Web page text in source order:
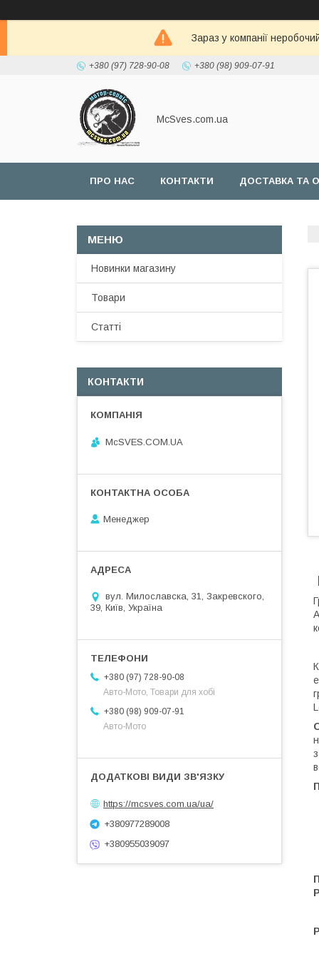
Зараз у компанії
+380 (97) 728-90-08 +380 (98) 909-07-91
McSves.com.ua
ПРО НАС КОНТАКТИ ДОСТАВКА ТА
Новинки магазину
Товари
Статті
КОНТАКТИ
McSVES.COM.UA
Менеджер
вул. Милославска, 31, Закревского,
39, Київ, Україна
+380 (97) 728-90-08
Авто-Мото, Товари для хобі
+380 (98) 909-07-91
Авто-Мото
https://mcsves.com.ua/ua/
+380977289008
+380955039097